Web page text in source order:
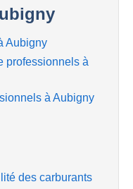
Aubigny
professionnels à
à Aubigny
des carburants